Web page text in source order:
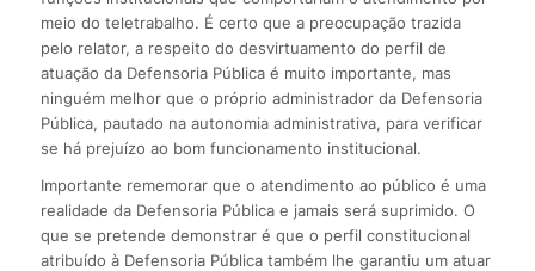
meio do teletrabalho. É certo que a preocupação trazida
pelo relator, a respeito do desvirtuamento do perfil de
atuação da Defensoria Pública é muito importante, mas
ninguém melhor que o próprio administrador da Defensoria
Pública, pautado na autonomia administrativa, para verificar
se há prejuízo ao bom funcionamento institucional.
Importante rememorar que o atendimento ao público é uma
realidade da Defensoria Pública e jamais será suprimido. O
que se pretende demonstrar é que o perfil constitucional
atribuído à Defensoria Pública também lhe garantiu um atuar